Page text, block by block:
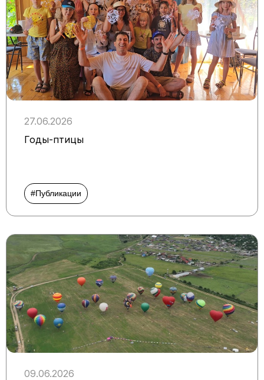
27.06.2026
Годы-птицы
#Публикации
09.06.2026